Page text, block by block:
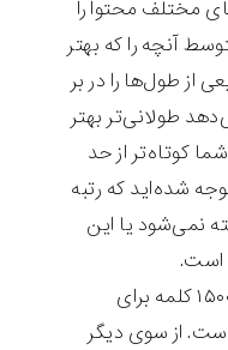
مختلف محتوا را
آنچه را که بهتر
از طول‌ها را در بر
طولانی‌تر بهتر
کوتاه‌تر از حد
شده‌اید که رتبه
نمی‌شود یا این‌
است.
تحقیقات نشان می‌دهد که ۱۵۰۰ کلمه برای
از سوی دیگر